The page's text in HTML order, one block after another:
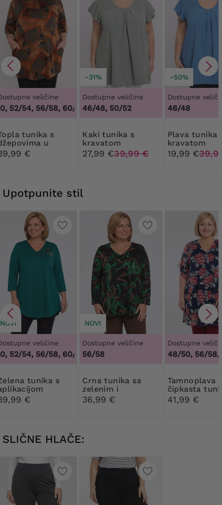
veličine
52/54, 56/58, 60/62,48/50, 52/54, 56/58, 60/62
s
u
€
−31%
Dostupne veličine
46/48, 50/52
Kaki tunika s
kravatom
27,99 €39,99 €
−50%
Dostupne
46/48
Plava tunika s
kravatom
19,99 €
Upotpunite stil
NOVI
veličine
52/54, 56/58, 60/62,48/50, 52/54, 56/58, 60/62
s
€
NOVI
Dostupne veličine
56/58
Crna tunika sa
zelenim i
tamnosmeđim
uzorcima
36,99 €
Dostupne
48/50, 56/58,
Tamnoplava
čipkasta
crvenim i
cvijećem
41,99 €
SLIČNE HLAČE: